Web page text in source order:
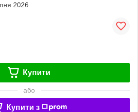
2026
Купити
або
Купити з